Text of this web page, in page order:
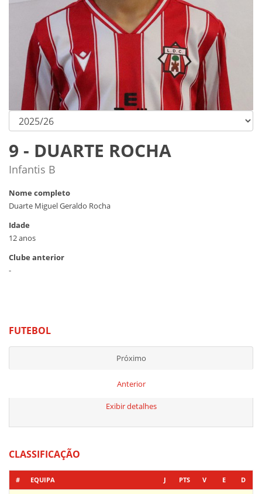
9 - DUARTE ROCHA
Infantis B
Nome completo
Duarte Miguel Geraldo Rocha
Idade
12 anos
Clube anterior
-
FUTEBOL
Próximo
Anterior
Exibir detalhes
CLASSIFICAÇÃO
# EQUIPA J PTS V E D